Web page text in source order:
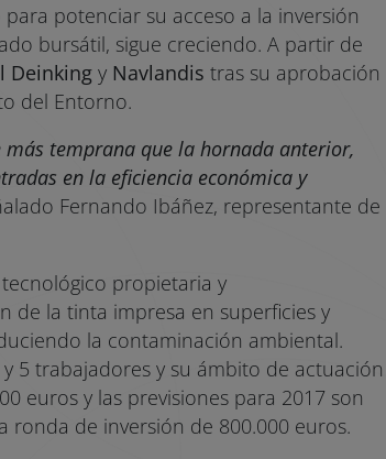
potenciar su acceso a la inversión
bursátil, sigue creciendo. A partir de
Deinking y Navlandis tras su aprobación
del Entorno.
temprana que la hornada anterior,
en la eficiencia económica y
Fernando Ibáñez, representante de
propietaria y
de la tinta impresa en superficies y
la contaminación ambiental.
5 trabajadores y su ámbito de actuación
euros y las previsiones para 2017 son
ronda de inversión de 800.000 euros.